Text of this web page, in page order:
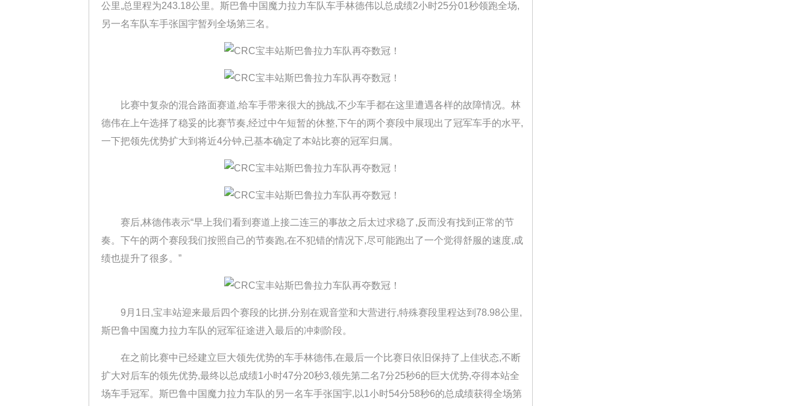
公里,总里程为243.18公里。斯巴鲁中国魔力拉力车队车手林德伟以总成绩2小时25分01秒领跑全场,
另一名车队车手张国宇暂列全场第三名。
比赛中复杂的混合路面赛道,给车手带来很大的挑战,不少车手都在这里遭遇各样的故障情况。林
德伟在上午选择了稳妥的比赛节奏,经过中午短暂的休整,下午的两个赛段中展现出了冠军车手的水平,
一下把领先优势扩大到将近4分钟,已基本确定了本站比赛的冠军归属。
赛后,林德伟表示“早上我们看到赛道上接二连三的事故之后太过求稳了,反而没有找到正常的节
奏。下午的两个赛段我们按照自己的节奏跑,在不犯错的情况下,尽可能跑出了一个觉得舒服的速度,成
绩也提升了很多。”
9月1日,宝丰站迎来最后四个赛段的比拼,分别在观音堂和大营进行,特殊赛段里程达到78.98公里,
斯巴鲁中国魔力拉力车队的冠军征途进入最后的冲刺阶段。
在之前比赛中已经建立巨大领先优势的车手林德伟,在最后一个比赛日依旧保持了上佳状态,不断
扩大对后车的领先优势,最终以总成绩1小时47分20秒3,领先第二名7分25秒6的巨大优势,夺得本站全
场车手冠军。斯巴鲁中国魔力拉力车队的另一名车手张国宇,以1小时54分58秒6的总成绩获得全场第